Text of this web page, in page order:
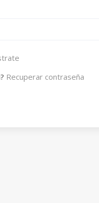
Recuperar contraseña